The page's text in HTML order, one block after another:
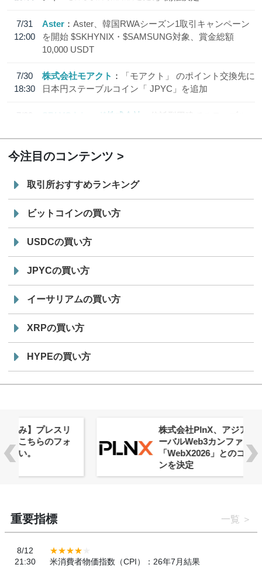
7/31
12:00
Aster
Aster、韓国RWAシーズン1取引キャンペーン
を開始 $SKHYNIX・$SAMSUNG対象、賞金総額
10,000 USDT
7/30
18:30
株式会社モアクト
「モアクト」 のポイント交換先に
日本円ステーブルコイン「 JPYC」を追加
7/29
SBI VCトレード株式会社
信託型円建てステーブル
今注目のコンテンツ
取引所おすすめランキング
ビットコインの買い方
USDCの買い方
JPYCの買い方
イーサリアムの買い方
XRPの買い方
HYPEの買い方
株式会社PlnX、アジア最大級のグロ
ーバルWeb3カンファレンス
「WebX2026」とのコラボレーショ
重要指標 一覧
8/12
21:30
米消費者物価指数（CPI）：26年7月結果